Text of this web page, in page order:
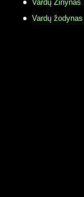
Vardų Žinynas
Vardų